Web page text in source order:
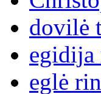
dovilė
egidija
eglė